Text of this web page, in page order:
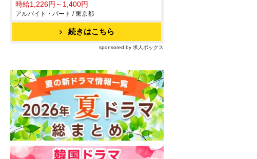
時給1,226円～1,400円
アルバイト・パート / 東京都
続きはこちら
sponsored by 求人ボックス